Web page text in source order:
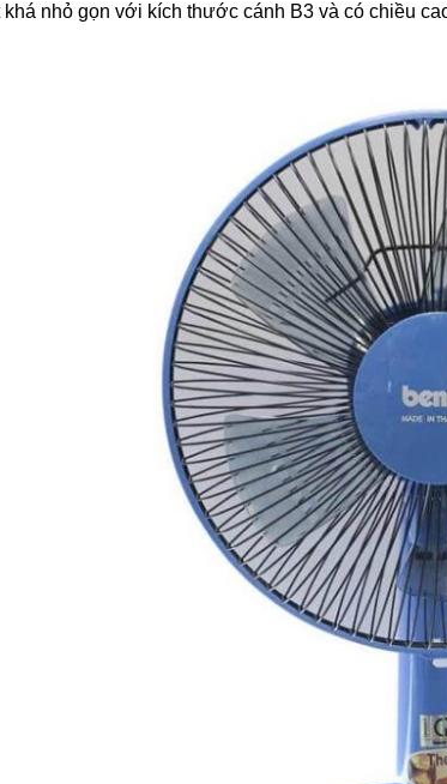
khá nhỏ gọn với kích thước cánh B3 và có chiều